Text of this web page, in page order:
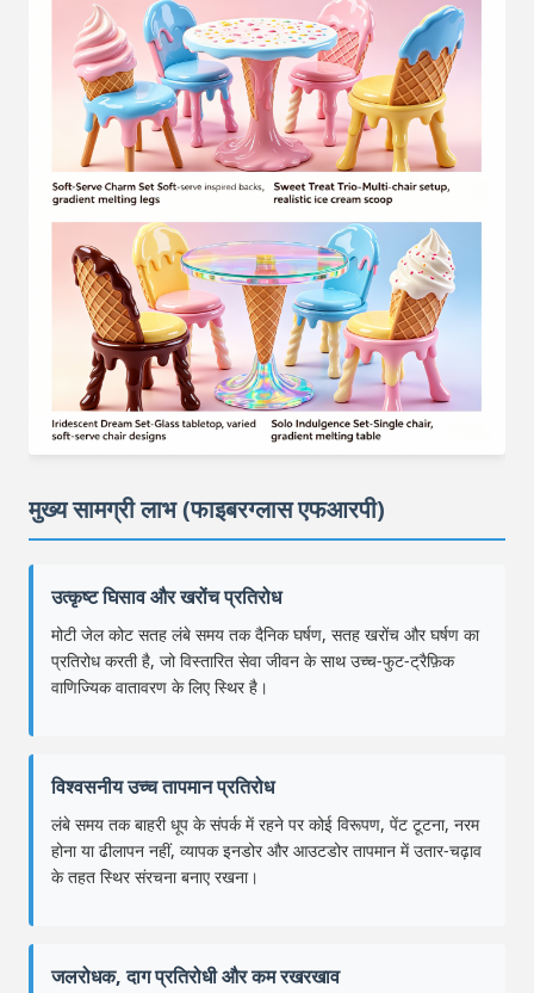
मुख्य सामग्री लाभ (फाइबरग्लास एफआरपी)
उत्कृष्ट घिसाव और खरोंच प्रतिरोध
मोटी जेल कोट सतह लंबे समय तक दैनिक घर्षण, सतह खरोंच और घर्षण का
प्रतिरोध करती है, जो विस्तारित सेवा जीवन के साथ उच्च-फुट-ट्रैफ़िक
वाणिज्यिक वातावरण के लिए स्थिर है।
विश्वसनीय उच्च तापमान प्रतिरोध
लंबे समय तक बाहरी धूप के संपर्क में रहने पर कोई विरूपण, पेंट टूटना, नरम
होना या ढीलापन नहीं, व्यापक इनडोर और आउटडोर तापमान में उतार-चढ़ाव
के तहत स्थिर संरचना बनाए रखना।
जलरोधक, दाग प्रतिरोधी और कम रखरखाव